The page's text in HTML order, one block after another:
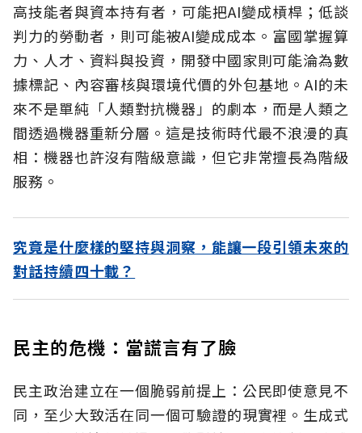
高技能者與資本持有者，可能把AI變成槓桿；低談
判力的勞動者，則可能被AI變成成本。富國掌握算
力、人才、資料與投資，開發中國家則可能淪為數
據標記、內容審核與環境代價的外包基地。AI的未
來不是單純「人類對抗機器」的劇本，而是人類之
間透過機器重新分層。這是技術時代最不浪漫的真
相：機器也許沒有階級意識，但它非常擅長為階級
服務。
究竟是什麼樣的堅持與洞察，能讓一段引領未來的
對話持續四十載？
民主的危機：當謊言有了臉
民主政治建立在一個脆弱前提上：公民即使意見不
同，至少大致活在同一個可驗證的現實裡。生成式